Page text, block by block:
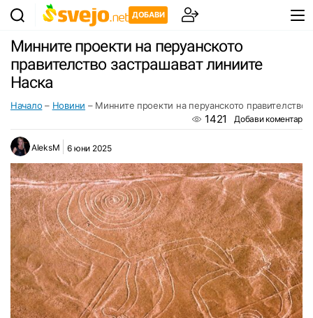
ДОБАВИ
Минните проекти на перуанското
правителство застрашават линиите
Наска
Начало – Новини – Минните проекти на перуанското правителство
1421 Добави коментар
AleksM 6 юни 2025